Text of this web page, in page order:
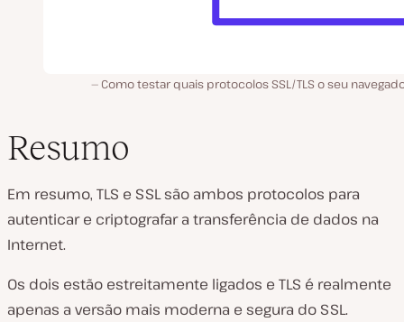
Como testar quais protocolos SSL/TLS o seu
Resumo
Em resumo, TLS e SSL são ambos protocolos para
autenticar e criptografar a transferência de dados na
Internet.
Os dois estão estreitamente ligados e TLS é realmente
apenas a versão mais moderna e segura do SSL.